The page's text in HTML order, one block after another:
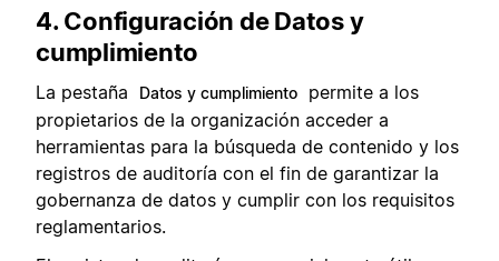
4. Configuración de Datos y
cumplimiento
La pestaña Datos y cumplimiento
permite a los
propietarios de la organización acceder a
herramientas para la búsqueda de contenido y los
registros de auditoría con el fin de garantizar la
gobernanza de datos y cumplir con los requisitos
reglamentarios.